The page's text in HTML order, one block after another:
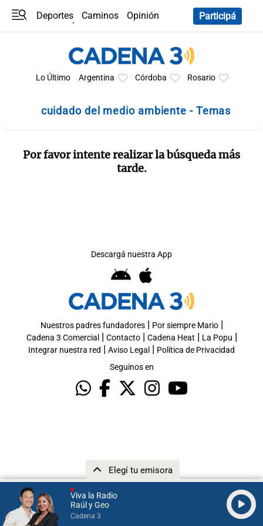
Viva la Radio
Raúl y Geo
Cadena 3
Elegí tu emisora
Deportes Caminos
Opinión
Participá
Lo Último Argentina Córdoba Rosario
cuidado del medio ambiente - Temas
Por favor intente realizar la búsqueda más
tarde.
Descargá nuestra App
Nuestros padres fundadores| Por siempre Mario|
Cadena 3 Comercial | Contacto| Cadena Heat | La Popu |
Integrar nuestra red | Aviso Legal | Política de Privacidad
Seguinos en